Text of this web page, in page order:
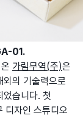
01.
가림무역(주)은
의 기술력으로
습니다. 첫
디자인 스튜디오